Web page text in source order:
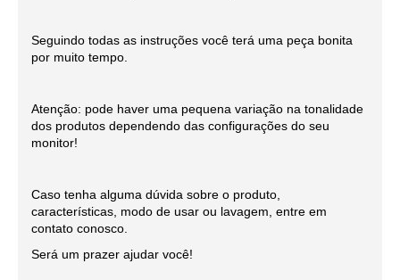
Seguindo todas as instruções você terá uma peça bonita
por muito tempo.
Atenção: pode haver uma pequena variação na tonalidade
dos produtos dependendo das configurações do seu
monitor!
Caso tenha alguma dúvida sobre o produto,
características, modo de usar ou lavagem, entre em
contato conosco.
Será um prazer ajudar você!